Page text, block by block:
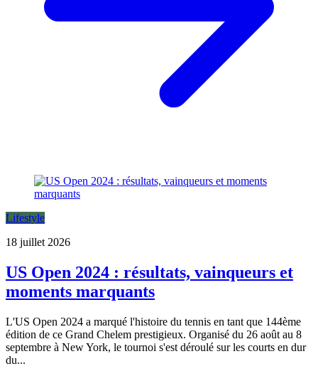
Lifestyle
18 juillet 2026
US Open 2024 : résultats, vainqueurs et
moments marquants
L'US Open 2024 a marqué l'histoire du tennis en tant que 144ème
édition de ce Grand Chelem prestigieux. Organisé du 26 août au 8
septembre à New York, le tournoi s'est déroulé sur les courts en dur
du...